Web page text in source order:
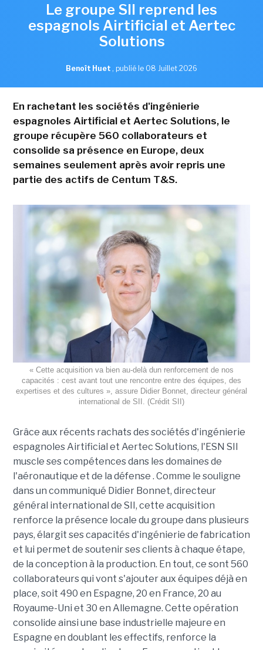
Le groupe SII reprend les
espagnols Airtificial et Aertec
Solutions
Benoît Huet , publié le 08 Juillet 2026
En rachetant les sociétés d'ingénierie
espagnoles Airtificial et Aertec Solutions, le
groupe récupère 560 collaborateurs et
consolide sa présence en Europe, deux
semaines seulement après avoir repris une
partie des actifs de Centum T&S.
« Cette acquisition va bien au-delà dun renforcement de nos
capacités : cest avant tout une rencontre entre des équipes, des
expertises et des cultures », assure Didier Bonnet, directeur général
international de SII. (Crédit SII)
Grâce aux récents rachats des sociétés d'ingénierie
espagnoles Airtificial et Aertec Solutions, l'ESN SII
muscle ses compétences dans les domaines de
l'aéronautique et de la défense . Comme le souligne
dans un communiqué Didier Bonnet, directeur
général international de SII, cette acquisition
renforce la présence locale du groupe dans plusieurs
pays, élargit ses capacités d'ingénierie de fabrication
et lui permet de soutenir ses clients à chaque étape,
de la conception à la production. En tout, ce sont 560
collaborateurs qui vont s'ajouter aux équipes déjà en
place, soit 490 en Espagne, 20 en France, 20 au
Royaume-Uni et 30 en Allemagne. Cette opération
consolide ainsi une base industrielle majeure en
Espagne en doublant les effectifs, renforce la